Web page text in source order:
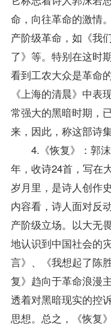
命，向往革命的激情
产阶级革命，如《我
了》等。特别在这时
看到工农大众是革命
《上海的清晨》中表
常强大的黑暗时期，
来，因此，称这部诗
4.《恢复》：郭沫
年，收诗24首，写在
岁月里，是诗人创作
内容看，诗人面对反
产阶级立场。以大无
地认识到中国社会的
言》、《我想起了陈
复》趋向于革命浪漫
透着对黑暗现实的控
思想。总之，《恢复